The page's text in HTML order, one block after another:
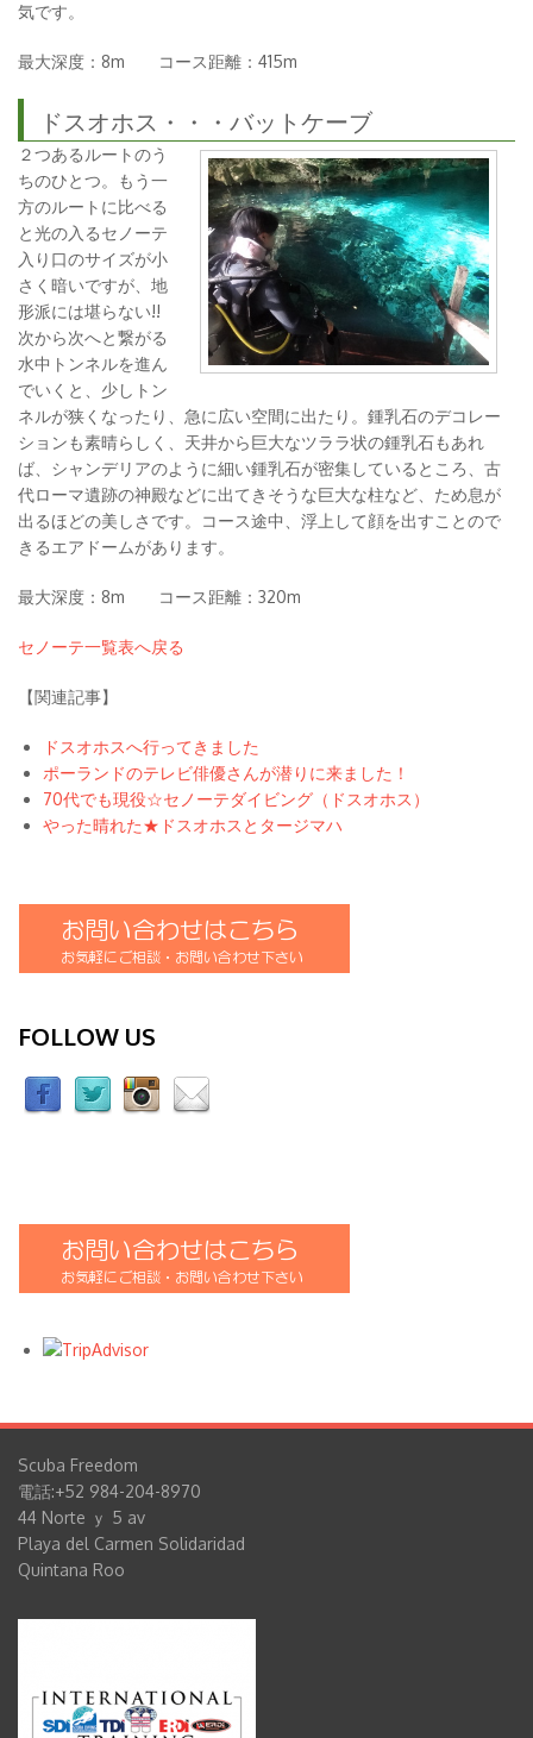
気です。
最大深度：8m コース距離：415m
ドスオホス・・・バットケーブ
２つあるルートのう
ちのひとつ。もう一
方のルートに比べる
と光の入るセノーテ
入り口のサイズが小
さく暗いですが、地
形派には堪らない!!
次から次へと繋がる
水中トンネルを進ん
でいくと、少しトン
ネルが狭くなったり、急に広い空間に出たり。鍾乳石のデコレー
ションも素晴らしく、天井から巨大なツララ状の鍾乳石もあれ
ば、シャンデリアのように細い鍾乳石が密集しているところ、古
代ローマ遺跡の神殿などに出てきそうな巨大な柱など、ため息が
出るほどの美しさです。コース途中、浮上して顔を出すことので
きるエアドームがあります。
最大深度：8m コース距離：320m
セノーテ一覧表へ戻る
【関連記事】
ドスオホスへ行ってきました
ポーランドのテレビ俳優さんが潜りに来ました！
70代でも現役☆セノーテダイビング（ドスオホス）
やった晴れた★ドスオホスとタージマハ
FOLLOW US
Scuba Freedom
電話:+52 984-204-8970
44 Norte ｙ 5 av
Playa del Carmen Solidaridad
Quintana Roo